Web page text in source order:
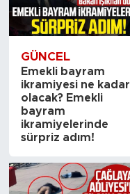
GÜNCEL
Emekli bayram
ikramiyesi ne kadar
olacak? Emekli
bayram
ikramiyelerinde
sürpriz adım!